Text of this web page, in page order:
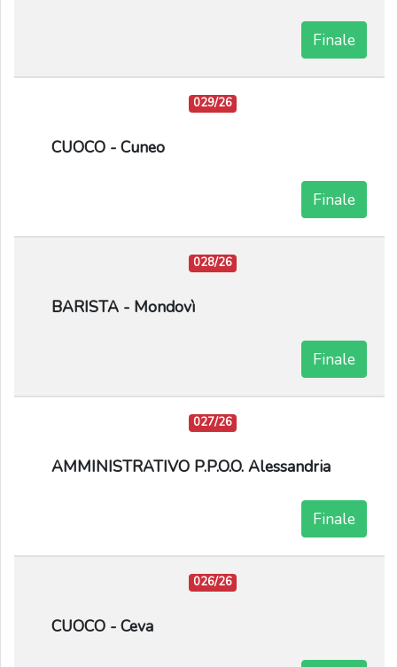
Finale
029/26
CUOCO - Cuneo
Finale
028/26
BARISTA - Mondovì
Finale
027/26
AMMINISTRATIVO P.P.O.O. Alessandria
Finale
026/26
CUOCO - Ceva